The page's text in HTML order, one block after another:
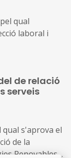
qual
laboral i
de relació
serveis
qual s'aprova el
de la
Renovables